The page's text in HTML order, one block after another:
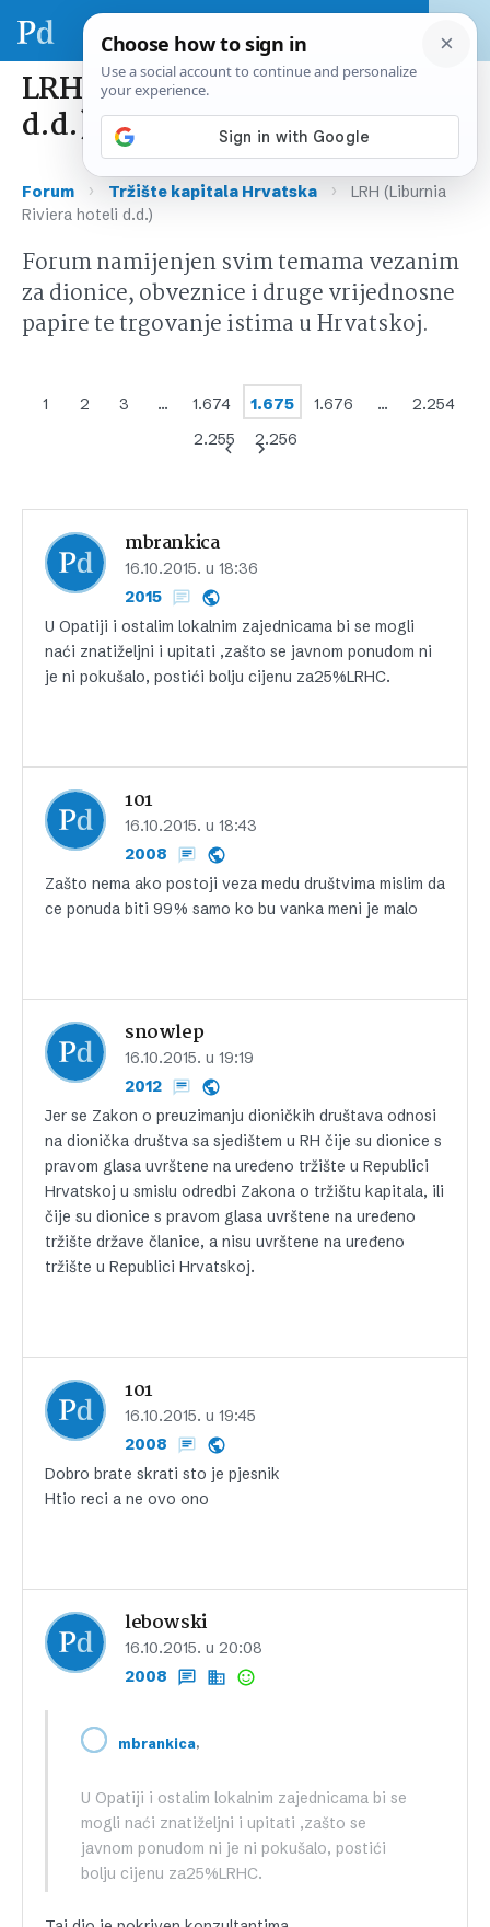
LRH (Liburnia Riviera hoteli
d.d.)
Forum › Tržište kapitala Hrvatska ›
LRH (Liburnia
Riviera hoteli d.d.)
Forum namijenjen svim temama vezanim
za dionice, obveznice i druge vrijednosne
papire te trgovanje istima u Hrvatskoj.
1 2 3 … 1.674 1.675 1.676 …
2.254
2.255
2.256
mbrankica
16.10.2015. u 18:36
2015
U Opatiji i ostalim lokalnim zajednicama bi se mogli
naći znatiželjni i upitati ,zašto se javnom ponudom ni
je ni pokušalo, postići bolju cijenu za25%LRHC.
101
16.10.2015. u 18:43
2008
Zašto nema ako postoji veza medu društvima mislim da
ce ponuda biti 99% samo ko bu vanka meni je malo
snowlep
16.10.2015. u 19:19
2012
Jer se Zakon o preuzimanju dioničkih društava odnosi
na dionička društva sa sjedištem u RH čije su dionice s
pravom glasa uvrštene na uređeno tržište u Republici
Hrvatskoj u smislu odredbi Zakona o tržištu kapitala, ili
čije su dionice s pravom glasa uvrštene na uređeno
tržište države članice, a nisu uvrštene na uređeno
tržište u Republici Hrvatskoj.
101
16.10.2015. u 19:45
2008
Dobro brate skrati sto je pjesnik
Htio reci a ne ovo ono
lebowski
16.10.2015. u 20:08
2008
mbrankica,
U Opatiji i ostalim lokalnim zajednicama bi se
mogli naći znatiželjni i upitati ,zašto se
javnom ponudom ni je ni pokušalo, postići
bolju cijenu za25%LRHC.